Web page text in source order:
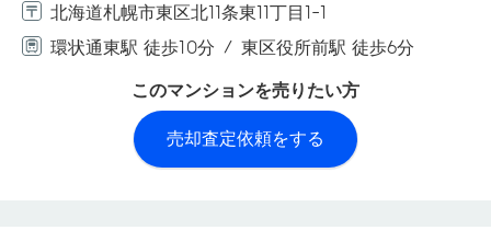
このマンションを売りたい方
売却査定依頼をする
北海道札幌市東区北11条東11丁目1-1
環状通東駅 徒歩10分
東区役所前駅 徒歩6分